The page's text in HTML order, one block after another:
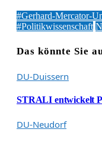
#Gerhard-Mercator-
#Politikwissenschaft
Das könnte Sie
DU-Duissern
STRALI entwickelt
DU-Neudorf